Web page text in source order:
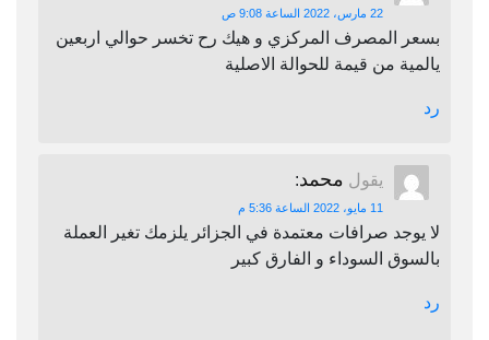
22 مارس، 2022 الساعة 9:08 ص
بسعر المصرف المركزي و هيك رح تخسر حوالي اربعين
يالمية من قيمة للحوالة الاصلية
رد
يقول محمد:
11 مايو، 2022 الساعة 5:36 م
لا يوجد صرافات معتمدة في الجزائر يلزمك تغير العملة
بالسوق السوداء و الفارق كبير
رد